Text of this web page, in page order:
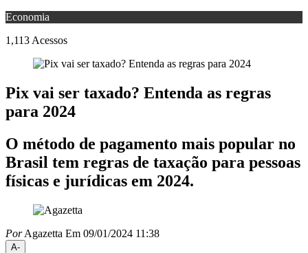
Economia
1,113 Acessos
Pix vai ser taxado? Entenda as regras
para 2024
O método de pagamento mais popular no
Brasil tem regras de taxação para pessoas
físicas e jurídicas em 2024.
PorAgazetta Em 09/01/2024 11:38
A-